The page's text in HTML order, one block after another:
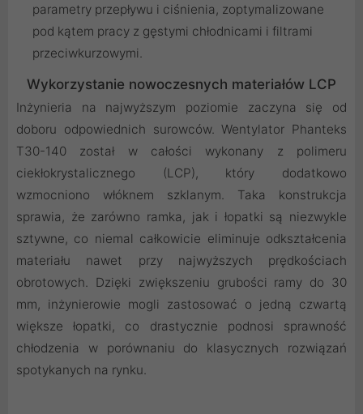
parametry przepływu i ciśnienia, zoptymalizowane
pod kątem pracy z gęstymi chłodnicami i filtrami
przeciwkurzowymi.
Wykorzystanie nowoczesnych materiałów LCP
Inżynieria na najwyższym poziomie zaczyna się od
doboru odpowiednich surowców. Wentylator Phanteks
T30-140 został w całości wykonany z polimeru
ciekłokrystalicznego (LCP), który dodatkowo
wzmocniono włóknem szklanym. Taka konstrukcja
sprawia, że zarówno ramka, jak i łopatki są niezwykle
sztywne, co niemal całkowicie eliminuje odkształcenia
materiału nawet przy najwyższych prędkościach
obrotowych. Dzięki zwiększeniu grubości ramy do 30
mm, inżynierowie mogli zastosować o jedną czwartą
większe łopatki, co drastycznie podnosi sprawność
chłodzenia w porównaniu do klasycznych rozwiązań
spotykanych na rynku.